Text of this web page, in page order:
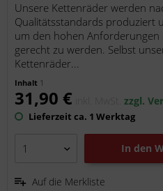
Unsere Kettenräder werden
Qualitätsstandards produziert
um den hohen
gerecht zu werden. Selbst
Kettenräder...
Inhalt 1
31,90 € inkl. MwSt.zzgl.
Lieferzeit ca. 1 Werktag
In den
Auf die Merkliste